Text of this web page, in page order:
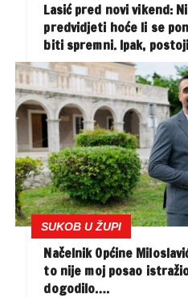
Lasić pred novi vikend:
predvidjeti hoće li se
biti spremni. Ipak,
SUKOB U ŽUPI
Načelnik Općine
to nije moj posao
dogodilo….